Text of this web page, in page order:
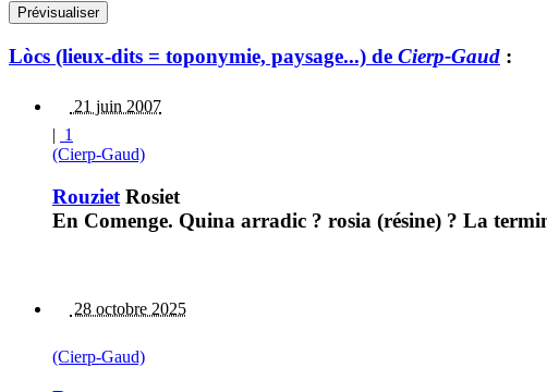
Lòcs (lieux-dits = toponymie, paysage...) de Cierp-Gaud :
21 juin 2007
| 1
(Cierp-Gaud)
Rouziet Rosiet
En Comenge. Quina arradic ? rosia (résine) ? La
28 octobre 2025
(Cierp-Gaud)